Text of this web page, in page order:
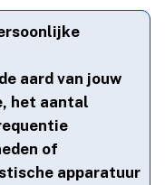
aard van jouw
het aantal
of
apparatuur